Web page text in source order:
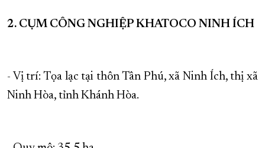
2. CỤM CÔNG NGHIỆP KHATOCO NINH ÍCH
- Vị trí: Tọa lạc tại thôn Tân Phú, xã Ninh Ích, thị xã
Ninh Hòa, tỉnh Khánh Hòa.